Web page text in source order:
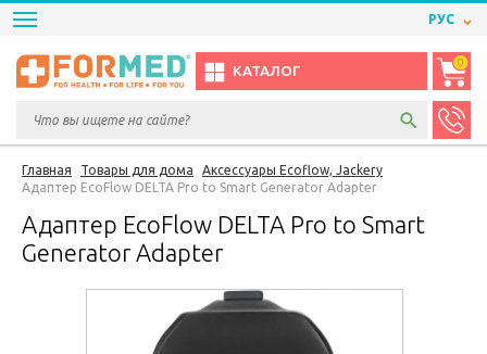
РУС
КАТАЛОГ
0
Главная Товары для дома
Аксессуары Ecoflow, Jackery
Адаптер EcoFlow DELTA Pro to Smart Generator Adapter
Адаптер EcoFlow DELTA Pro to Smart
Generator Adapter